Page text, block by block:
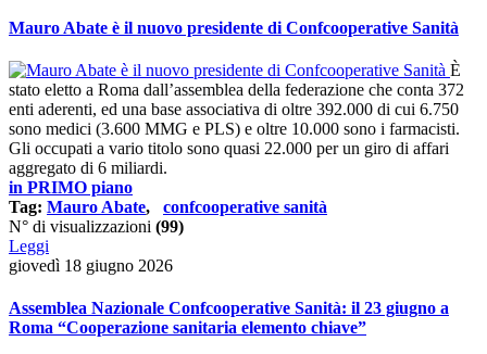
Mauro Abate è il nuovo presidente di Confcooperative Sanità
È
stato eletto a Roma dall’assemblea della federazione che conta 372
enti aderenti, ed una base associativa di oltre 392.000 di cui 6.750
sono medici (3.600 MMG e PLS) e oltre 10.000 sono i farmacisti.
Gli occupati a vario titolo sono quasi 22.000 per un giro di affari
aggregato di 6 miliardi.
in PRIMO piano
Tag: Mauro Abate, confcooperative sanità
N° di visualizzazioni (99)
Leggi
giovedì 18 giugno 2026
Assemblea Nazionale Confcooperative Sanità: il 23 giugno a
Roma “Cooperazione sanitaria elemento chiave”